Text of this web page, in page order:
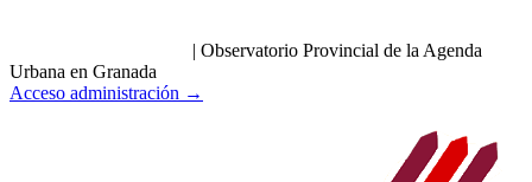
| Observatorio Provincial de la Agenda
Urbana en Granada
Acceso administración →